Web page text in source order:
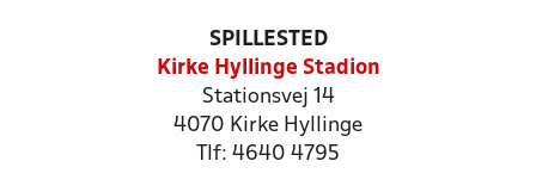
SPILLESTED
Kirke Hyllinge Stadion
Stationsvej 14
4070 Kirke Hyllinge
Tlf: 4640 4795